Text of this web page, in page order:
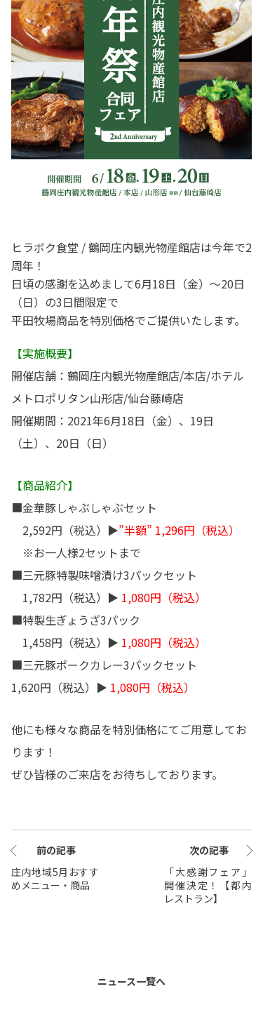
ヒラボク食堂 / 鶴岡庄内観光物産館店は今年で2
周年！
日頃の感謝を込めまして6月18日（金）～20日
（日）の3日間限定で
平田牧場商品を特別価格でご提供いたします。
【実施概要】
開催店舗：鶴岡庄内観光物産館店/本店/ホテル
メトロポリタン山形店/仙台藤崎店
開催期間：2021年6月18日（金）、19日
（土）、20日（日）
【商品紹介】
■金華豚しゃぶしゃぶセット
2,592円（税込）▶”半額” 1,296円（税込）
※お一人様2セットまで
■三元豚特製味噌漬け3パックセット
1,782円（税込）▶ 1,080円（税込）
■特製生ぎょうざ3パック
1,458円（税込）▶ 1,080円（税込）
■三元豚ポークカレー3パックセット
1,620円（税込）▶ 1,080円（税込）
他にも様々な商品を特別価格にてご用意してお
ります！
ぜひ皆様のご来店をお待ちしております。
前の記事
庄内地域5月おすす
めメニュー・商品
ニュース一覽へ
次の記事
「大感謝フェア」
開催決定！【都内
レストラン】